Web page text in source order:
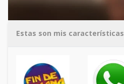
Estas son mis características